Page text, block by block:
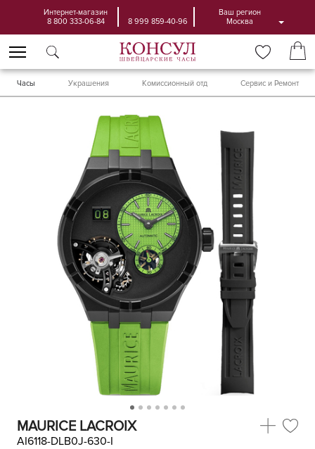
Интернет-магазин
8 800 333-06-84
8 999 859-40-96
Ваш регион
Москва
Часы Украшения Комиссионный отд Сервис и Ремонт
MAURICE LACROIX
AI6118-DLB0J-630-I